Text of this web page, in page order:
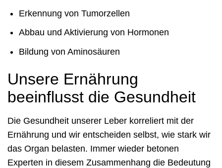
Erkennung von Tumorzellen
Abbau und Aktivierung von Hormonen
Bildung von Aminosäuren
Unsere Ernährung
beeinflusst die Gesundheit
Die Gesundheit unserer Leber korreliert mit der
Ernährung und wir entscheiden selbst, wie stark wir
das Organ belasten. Immer wieder betonen
Experten in diesem Zusammenhang die Bedeutung